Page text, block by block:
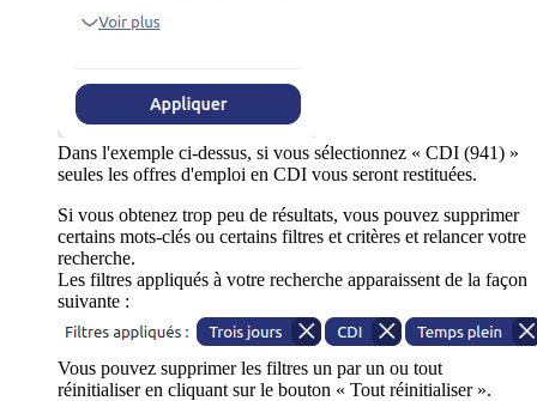
Dans l'exemple ci-dessus, si vous sélectionnez « CDI (941) »
seules les offres d'emploi en CDI vous seront restituées.
Si vous obtenez trop peu de résultats, vous pouvez supprimer
certains mots-clés ou certains filtres et critères et relancer votre
recherche.
Les filtres appliqués à votre recherche apparaissent de la façon
suivante :
Vous pouvez supprimer les filtres un par un ou tout
réinitialiser en cliquant sur le bouton « Tout réinitialiser ».